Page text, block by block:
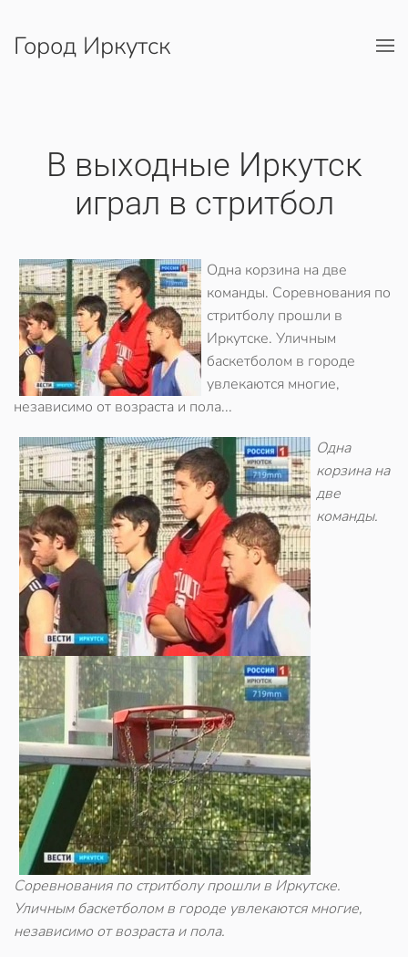
Перейти к содержимому
Город Иркутск
В выходные Иркутск
играл в стритбол
Одна корзина на две
команды. Соревнования по
стритболу прошли в
Иркутске. Уличным
баскетболом в городе
увлекаются многие,
независимо от возраста и пола...
Одна
корзина на
две
команды.
Соревнования по стритболу прошли в Иркутске.
Уличным баскетболом в городе увлекаются многие,
независимо от возраста и пола.